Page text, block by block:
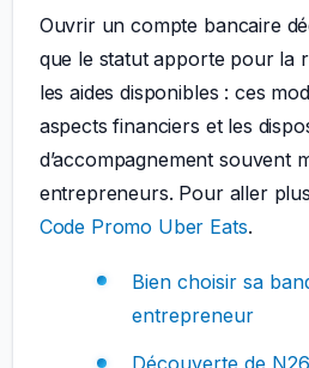
Ouvrir un compte bancaire
que le statut apporte pour la
les aides disponibles : ces
aspects financiers et les
d’accompagnement souvent
entrepreneurs. Pour aller
Code Promo Uber Eats.
Bien choisir sa
entrepreneur